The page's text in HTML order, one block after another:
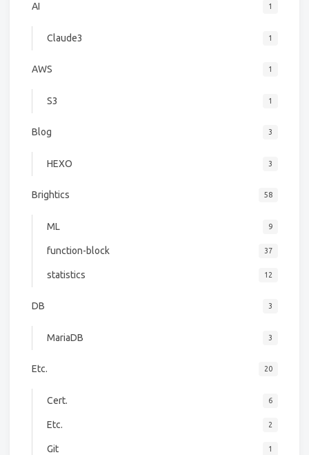
AI 1
Claude3 1
AWS 1
S3 1
Blog 3
HEXO 3
Brightics 58
ML 9
function-block 37
statistics 12
DB 3
MariaDB 3
Etc. 20
Cert. 6
Etc. 2
Git 1